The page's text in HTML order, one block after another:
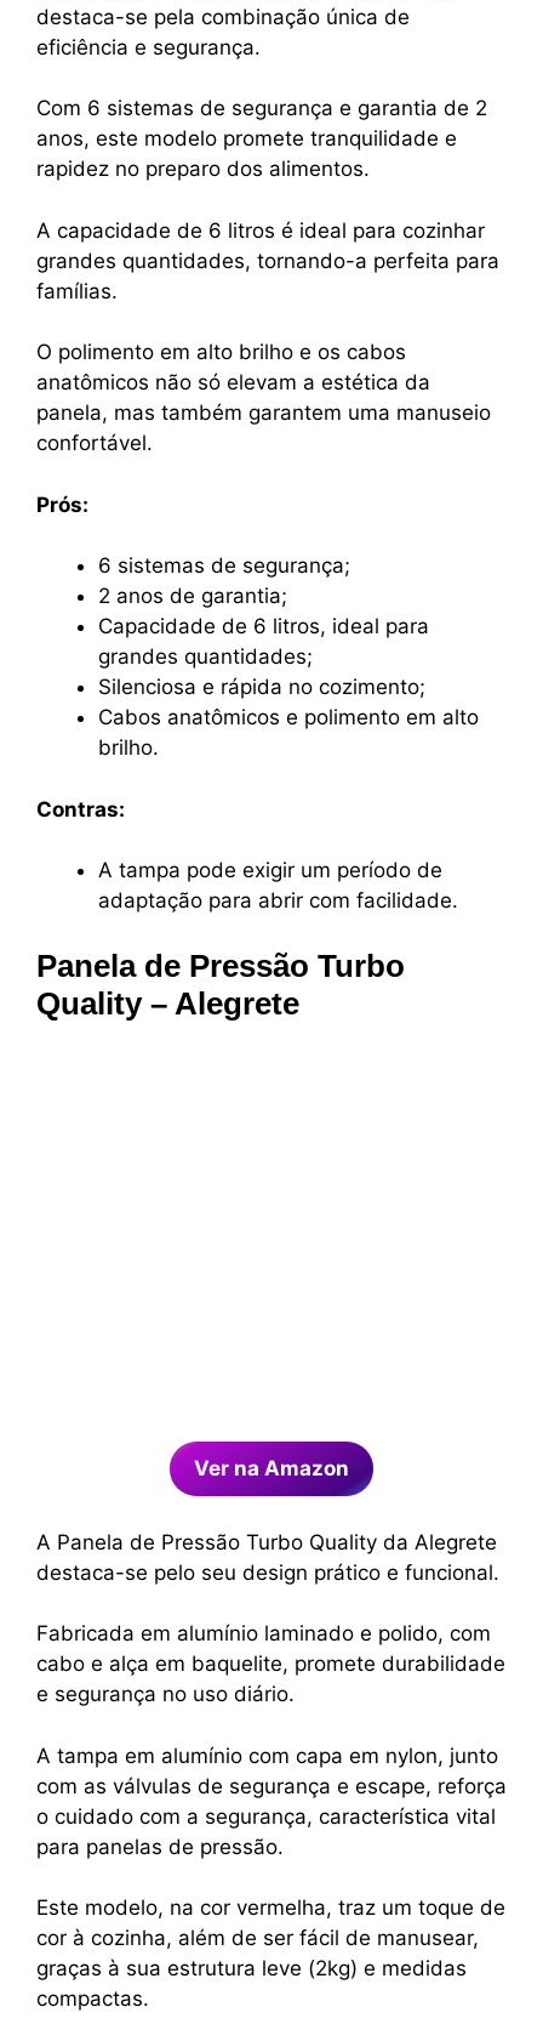
destaca-se pela combinação única de
eficiência e segurança.
Com 6 sistemas de segurança e garantia de 2
anos, este modelo promete tranquilidade e
rapidez no preparo dos alimentos.
A capacidade de 6 litros é ideal para cozinhar
grandes quantidades, tornando-a perfeita para
famílias.
O polimento em alto brilho e os cabos
anatômicos não só elevam a estética da
panela, mas também garantem uma manuseio
confortável.
Prós:
6 sistemas de segurança;
2 anos de garantia;
Capacidade de 6 litros, ideal para
grandes quantidades;
Silenciosa e rápida no cozimento;
Cabos anatômicos e polimento em alto
brilho.
Contras:
A tampa pode exigir um período de
adaptação para abrir com facilidade.
Panela de Pressão Turbo
Quality – Alegrete
Ver na Amazon
A Panela de Pressão Turbo Quality da Alegrete
destaca-se pelo seu design prático e funcional.
Fabricada em alumínio laminado e polido, com
cabo e alça em baquelite, promete durabilidade
e segurança no uso diário.
A tampa em alumínio com capa em nylon, junto
com as válvulas de segurança e escape, reforça
o cuidado com a segurança, característica vital
para panelas de pressão.
Este modelo, na cor vermelha, traz um toque de
cor à cozinha, além de ser fácil de manusear,
graças à sua estrutura leve (2kg) e medidas
compactas.